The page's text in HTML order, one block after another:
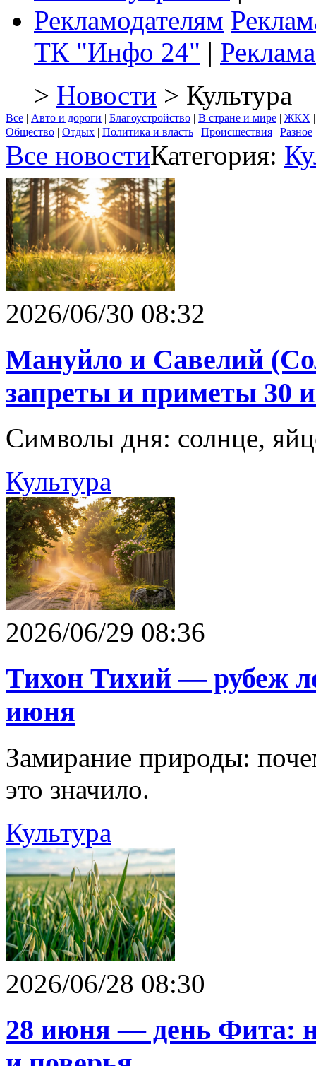
Рекламодателям
ТК "Инфо 24" |
> Новости > Культура
Все | Авто и дороги | Благоустройство | В стране и мире | ЖКХ
Общество | Отдых | Политика и власть | Происшествия | Разное
Все новостиКатегория:
2026/06/30 08:32
Мануйло и Савелий
запреты и приметы 30
Символы дня: солнце,
Культура
2026/06/29 08:36
Тихон Тихий — рубеж
июня
Замирание природы:
это значило.
Культура
2026/06/28 08:30
28 июня — день Фита: